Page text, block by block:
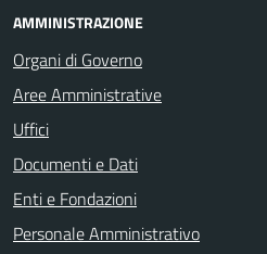
AMMINISTRAZIONE
Organi di Governo
Aree Amministrative
Uffici
Documenti e Dati
Enti e Fondazioni
Personale Amministrativo